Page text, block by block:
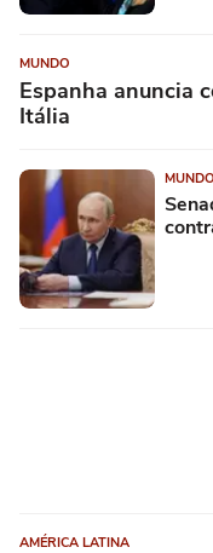
MUNDO
Espanha anuncia
Itália
MUNDO
AMÉRICA LATINA